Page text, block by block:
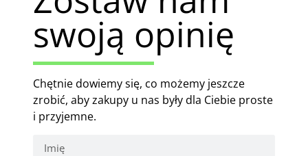
swoją opinię
Chętnie dowiemy się, co możemy jeszcze
zrobić, aby zakupy u nas były dla Ciebie proste
i przyjemne.